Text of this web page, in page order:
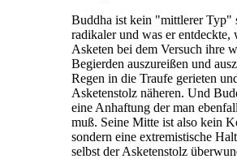
Buddha ist kein "mittlerer Typ"
radikaler und was er entdeckte,
Asketen bei dem Versuch ihre
Begierden auszureißen und
Regen in die Traufe gerieten
Asketenstolz näheren. Und
eine Anhaftung der man
muß. Seine Mitte ist also kein
sondern eine extremistische
selbst der Asketenstolz